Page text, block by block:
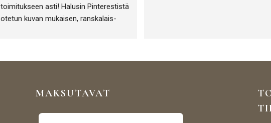
toimitukseen asti! Halusin Pinterestistä
otetun kuvan mukaisen, ranskalais-
MAKSUTAVAT